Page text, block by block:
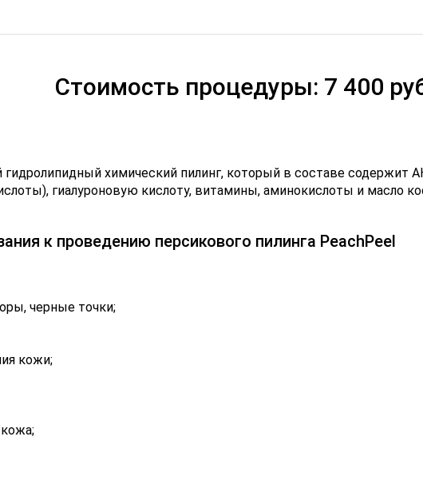
Стоимость процедуры: 7 400
химический пилинг, который в составе содержит
гиалуроновую кислоту, витамины, аминокислоты и масло
к проведению персикового пилинга PeachPeel
черные точки;
кожи;